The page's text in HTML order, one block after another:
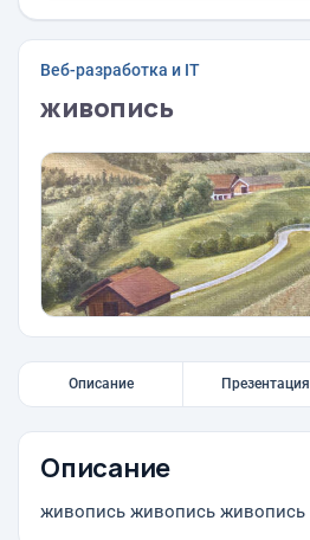
Веб-разработка и IT
живопись
Описание Презентация
Описание
живопись живопись живопись